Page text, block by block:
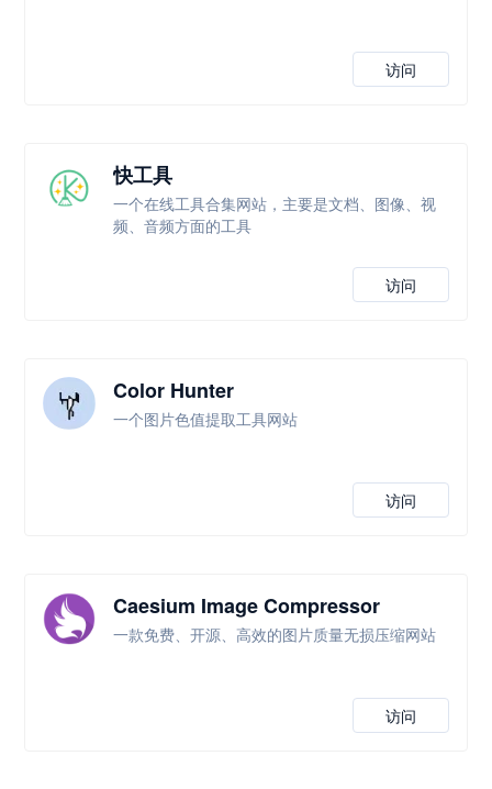
访问
快工具
一个在线工具合集网站，主要是文档、图像、视
频、音频方面的工具
访问
Color Hunter
一个图片色值提取工具网站
访问
Caesium Image Compressor
一款免费、开源、高效的图片质量无损压缩网站
访问